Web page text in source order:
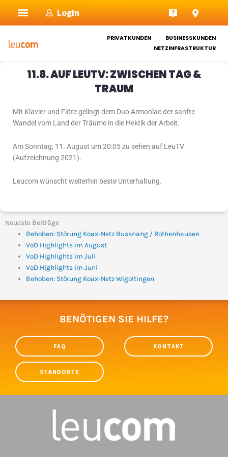
Inhalt
springen
Login
PRIVATKUNDEN
BUSINESSKUNDEN
NETZINFRASTRUKTUR
11.8. AUF LEUTV: ZWISCHEN TAG &
TRAUM
Mit Klavier und Flöte gelingt dem Duo Armonïac der sanfte
Wandel vom Land der Träume in die Hektik der Arbeit.
Am Sonntag, 11. August um 20:05 zu sehen auf LeuTV
(Aufzeichnung 2021).
Leucom wünscht weiterhin beste Unterhaltung.
Neueste Beiträge
Behoben: Störung Koax-Netz Bussnang / Rothenhausen
VoD Highlights im August
VoD Highlights im Juli
VoD Highlights im Juni
Behoben: Störung Koax-Netz Wigoltingen
BENÖTIGEN SIE HILFE?
FAQ KONTAKT
STANDORTE